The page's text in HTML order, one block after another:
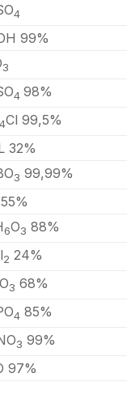
4
99%
3
4 98%
4Cl 99,5%
32%
3 99,99%
6O3 88%
2 24%
3 68%
4 85%
3 99%
97%